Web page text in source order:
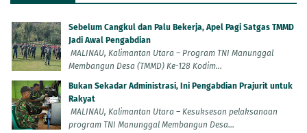
Sebelum Cangkul dan Palu Bekerja, Apel Pagi Satgas TMMD
Jadi Awal Pengabdian
MALINAU, Kalimantan Utara – Program TNI Manunggal
Membangun Desa (TMMD) Ke-128 Kodim...
Bukan Sekadar Administrasi, Ini Pengabdian Prajurit untuk
Rakyat
MALINAU, Kalimantan Utara – Kesuksesan pelaksanaan
program TNI Manunggal Membangun Desa...